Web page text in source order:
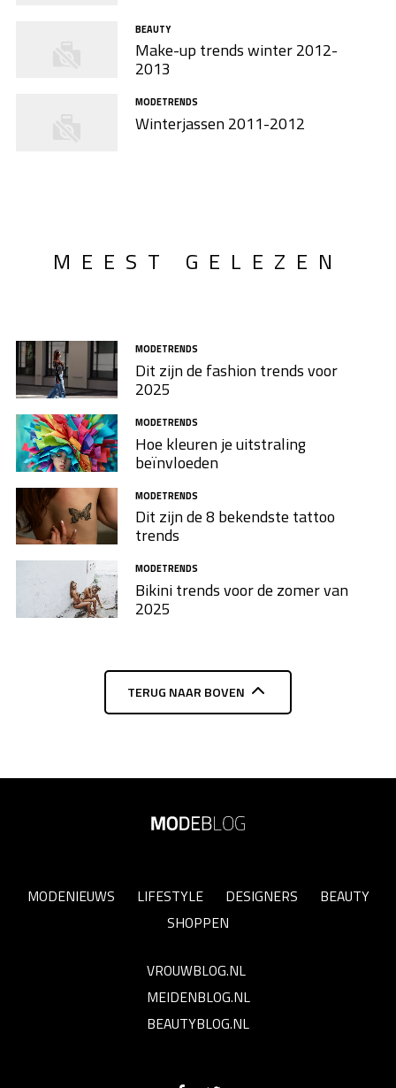
BEAUTY
Make-up trends winter 2012-
2013
MODETRENDS
Winterjassen 2011-2012
MEEST GELEZEN
MODETRENDS
Dit zijn de fashion trends voor
2025
MODETRENDS
Hoe kleuren je uitstraling
beïnvloeden
MODETRENDS
Dit zijn de 8 bekendste tattoo
trends
MODETRENDS
Bikini trends voor de zomer van
2025
TERUG NAAR BOVEN
MODENIEUWS LIFESTYLE DESIGNERS
BEAUTY
SHOPPEN
VROUWBLOG.NL
MEIDENBLOG.NL
BEAUTYBLOG.NL